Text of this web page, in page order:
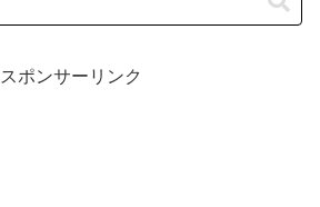
スポンサーリンク